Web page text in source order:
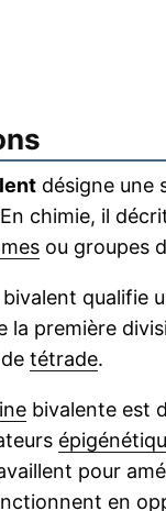
désigne une
chimie, il
ou groupes
bivalent qualifie
la première
tétrade.
bivalente est
pour
en